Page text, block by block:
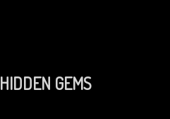
GEMS